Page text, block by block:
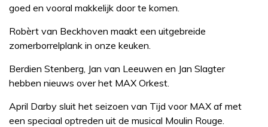
goed en vooral makkelijk door te komen.
Robèrt van Beckhoven maakt een uitgebreide
zomerborrelplank in onze keuken.
Berdien Stenberg, Jan van Leeuwen en Jan Slagter
hebben nieuws over het MAX Orkest.
April Darby sluit het seizoen van Tijd voor MAX af met
een speciaal optreden uit de musical Moulin Rouge.